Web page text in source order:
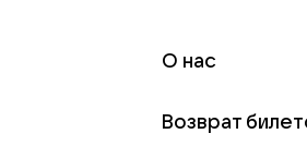
О нас
Возврат